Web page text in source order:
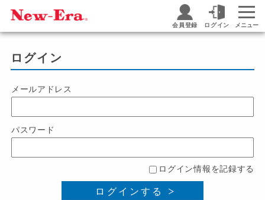
会員登録 ログイン メニュー
ログイン
メールアドレス
パスワード
ログイン情報を記録する
ログインする